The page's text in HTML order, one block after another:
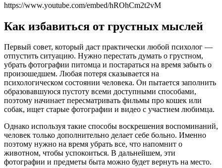
https://www.youtube.com/embed/hROhCm2t2vM
Как избавиться от грустных мыслей
Первый совет, который даст практически любой психолог —
отпустить ситуацию. Нужно перестать думать о грустном,
убрать фотографии питомца и постараться на время забыть о
произошедшем. Любая потеря сказывается на
психологическом состоянии человека. Он пытается заполнить
образовавшуюся пустоту всеми доступными способами,
поэтому начинает пересматривать фильмы про кошек или
собак, ищет старые фотографии и видео с участием любимца.
Однако используя такие способы воскрешения воспоминаний,
человек только дополнительно делает себе больно. Именно
поэтому нужно на время убрать все, что напомнит о
животном, чтобы успокоиться. В дальнейшем, эти
фотографии и предметы быта можно будет вернуть на место.